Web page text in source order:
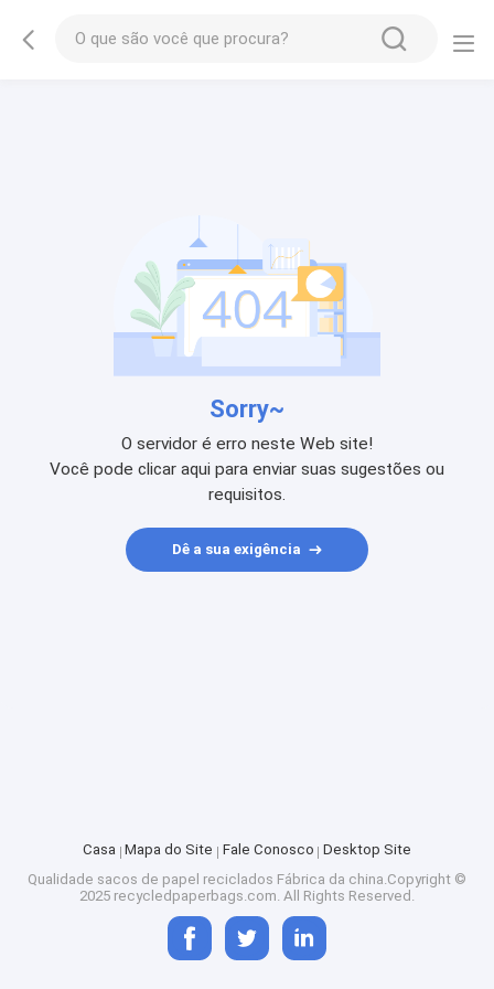
Sorry~
O servidor é erro neste Web site!
Você pode clicar aqui para enviar suas sugestões ou
requisitos.
Dê a sua exigência
Casa Mapa do Site Fale Conosco Desktop Site
Qualidade sacos de papel reciclados Fábrica da china.Copyright ©
2025 recycledpaperbags.com. All Rights Reserved.